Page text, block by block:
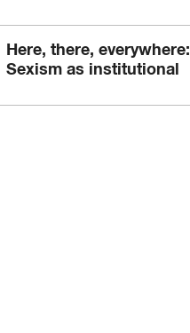
Here, there, everywhere:
Sexism as institutional